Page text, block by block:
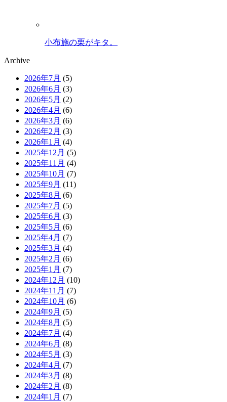
小布施の栗がキタ。
Archive
2026年7月 (5)
2026年6月 (3)
2026年5月 (2)
2026年4月 (6)
2026年3月 (6)
2026年2月 (3)
2026年1月 (4)
2025年12月 (5)
2025年11月 (4)
2025年10月 (7)
2025年9月 (11)
2025年8月 (6)
2025年7月 (5)
2025年6月 (3)
2025年5月 (6)
2025年4月 (7)
2025年3月 (4)
2025年2月 (6)
2025年1月 (7)
2024年12月 (10)
2024年11月 (7)
2024年10月 (6)
2024年9月 (5)
2024年8月 (5)
2024年7月 (4)
2024年6月 (8)
2024年5月 (3)
2024年4月 (7)
2024年3月 (8)
2024年2月 (8)
2024年1月 (7)